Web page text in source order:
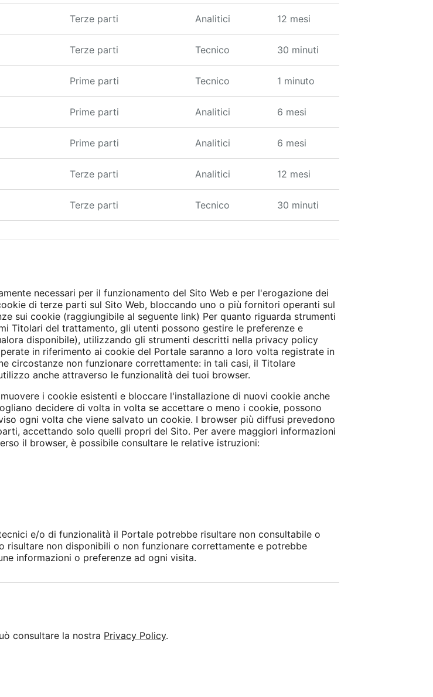
Terze parti Analitici 12 mesi
Terze parti Tecnico 30 minuti
Prime parti Tecnico 1 minuto
Prime parti Analitici 6 mesi
Prime parti Analitici 6 mesi
Terze parti Analitici 12 mesi
Terze parti Tecnico 30 minuti
necessari per il funzionamento del Sito Web e per l'erogazione dei
di terze parti sul Sito Web, bloccando uno o più fornitori operanti sul
sui cookie (raggiungibile al seguente link) Per quanto riguarda strumenti
Titolari del trattamento, gli utenti possono gestire le preferenze e
disponibile), utilizzando gli strumenti descritti nella privacy policy
in riferimento ai cookie del Portale saranno a loro volta registrate in
circostanze non funzionare correttamente: in tali casi, il Titolare
anche attraverso le funzionalità dei tuoi browser.
i cookie esistenti e bloccare l'installazione di nuovi cookie anche
decidere di volta in volta se accettare o meno i cookie, possono
ogni volta che viene salvato un cookie. I browser più diffusi prevedono
accettando solo quelli propri del Sito. Per avere maggiori informazioni
il browser, è possibile consultare le relative istruzioni:
e/o di funzionalità il Portale potrebbe risultare non consultabile o
non disponibili o non funzionare correttamente e potrebbe
informazioni o preferenze ad ogni visita.
consultare la nostra Privacy Policy.